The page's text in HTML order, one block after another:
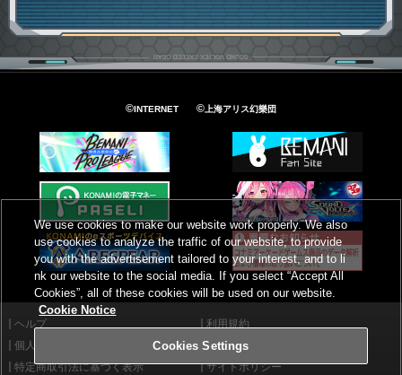
ログインはこちら
©INTERNET ©上海アリス幻樂団
ヘルプ
利用規約
個人情報等保護方針
外部送信について
特定商取引法に基づく表示
サイトポリシー
We use cookies to make our website work properly. We also
use cookies to analyze the traffic of our website, to provide
you with the advertisement tailored to your interest, and to li
nk our website to the social media. If you select “Accept All
Cookies”, all of these cookies will be used on our website.
Cookie Notice
Cookies Settings